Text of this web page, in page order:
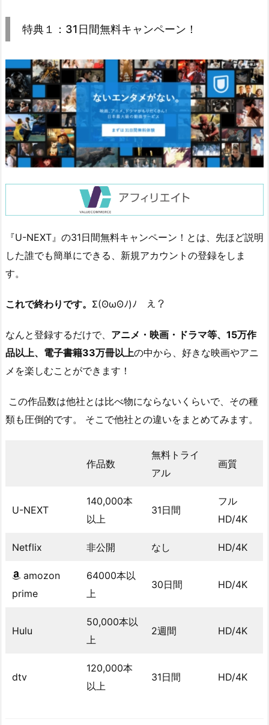
特典１：31日間無料キャンペーン！
『U-NEXT』の31日間無料キャンペーン！とは、先ほど説明
した誰でも簡単にできる、新規アカウントの登録をしま
す。
これで終わりです。 Σ(ʘωʘﾉ)ﾉ え？
なんと登録するだけで、 アニメ・映画・ドラマ等、15万作
品以上、電子書籍33万冊以上の中から、好きな映画やアニ
メを楽しむことができます！
この作品数は他社とは比べ物にならないくらいで、その種
類も圧倒的です。 そこで他社との違いをまとめてみます。
作品数
無料トライ
アル
画質
U-NEXT
140,000本
以上
31日間
フル
HD/4K
Netflix 非公開 なし HD/4K
amozon
prime
64000本以
上
30日間 HD/4K
Hulu
50,000本以
上
2週間 HD/4K
dtv
120,000本
以上
31日間 HD/4K